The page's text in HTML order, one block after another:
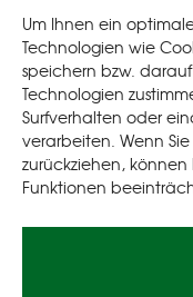
Um Ihnen ein
Technologien wie
speichern bzw.
Technologien
Surfverhalten oder
verarbeiten. Wenn
zurückziehen,
Funktionen